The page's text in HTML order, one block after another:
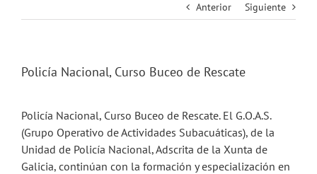
Anterior Siguiente
Policía Nacional, Curso Buceo de Rescate
Policía Nacional, Curso Buceo de Rescate. El G.O.A.S.
(Grupo Operativo de Actividades Subacuáticas), de la
Unidad de Policía Nacional, Adscrita de la Xunta de
Galicia, continúan con la formación y especialización en